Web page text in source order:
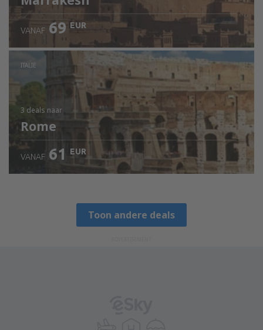
VANAF 69 EUR
ITALIË
3 deals naar
Rome
VANAF 61 EUR
Toon andere deals